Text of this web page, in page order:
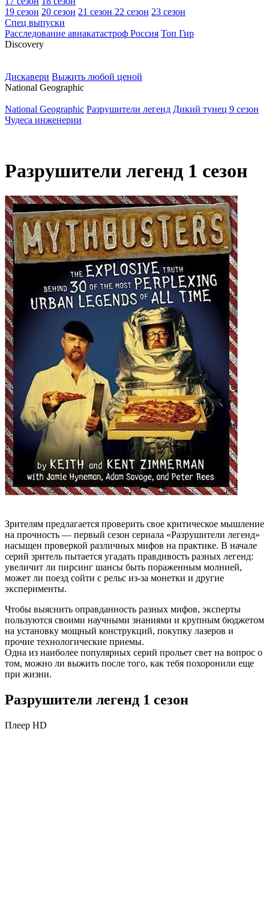
19 сезон 20 сезон 21 сезон 22 сезон 23 сезон
Спец выпуски
Расследование авиакатастроф Россия Топ Гир
Discovery
Дискавери Выжить любой ценой
National Geographic
National Geographic Разрушители легенд Дикий тунец 9 сезон
Чудеса инженерии
Разрушители легенд 1 сезон
Зрителям предлагается проверить свое критическое мышление
на прочность — первый сезон сериала «Разрушители легенд»
насыщен проверкой различных мифов на практике. В начале
серий зритель пытается угадать правдивость разных легенд:
увеличит ли пирсинг шансы быть пораженным молнией,
может ли поезд сойти с рельс из-за монетки и другие
эксперименты.
Чтобы выяснить оправданность разных мифов, эксперты
пользуются своими научными знаниями и крупным бюджетом
на установку мощный конструкций, покупку лазеров и
прочие технологические приемы.
Одна из наиболее популярных серий прольет свет на вопрос о
том, можно ли выжить после того, как тебя похоронили еще
при жизни.
Разрушители легенд 1 сезон
Плеер HD